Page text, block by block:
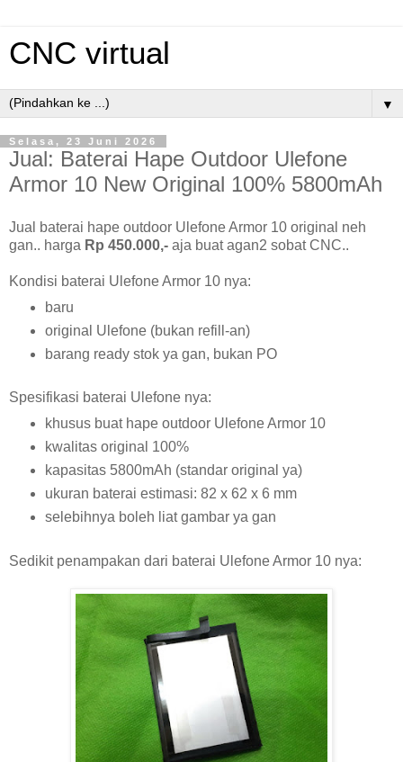
CNC virtual
▼
Selasa, 23 Juni 2026
Jual: Baterai Hape Outdoor Ulefone
Armor 10 New Original 100% 5800mAh
Jual baterai hape outdoor Ulefone Armor 10 original neh
gan.. harga Rp 450.000,- aja buat agan2 sobat CNC..
Kondisi baterai Ulefone Armor 10 nya:
baru
original Ulefone (bukan refill-an)
barang ready stok ya gan, bukan PO
Spesifikasi baterai Ulefone nya:
khusus buat hape outdoor Ulefone Armor 10
kwalitas original 100%
kapasitas 5800mAh (standar original ya)
ukuran baterai estimasi: 82 x 62 x 6 mm
selebihnya boleh liat gambar ya gan
Sedikit penampakan dari baterai Ulefone Armor 10 nya: